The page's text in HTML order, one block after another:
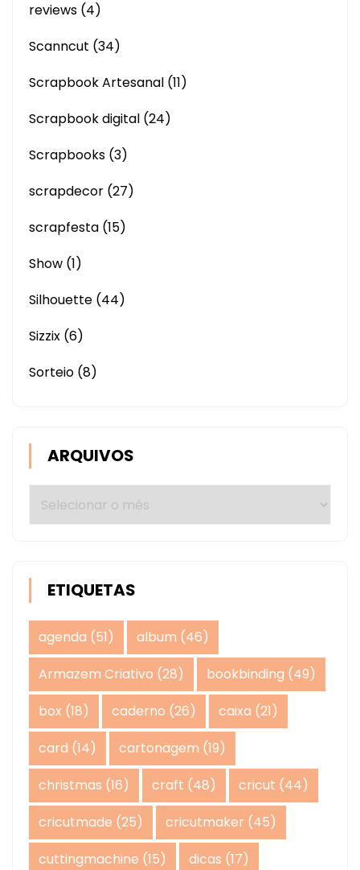
reviews (4)
Scanncut (34)
Scrapbook Artesanal (11)
Scrapbook digital (24)
Scrapbooks (3)
scrapdecor (27)
scrapfesta (15)
Show (1)
Silhouette (44)
Sizzix (6)
Sorteio (8)
ARQUIVOS
Arquivos
ETIQUETAS
agenda (51) album (46)
Armazem Criativo (28) bookbinding (49)
box (18) caderno (26) caixa (21)
card (14) cartonagem (19)
christmas (16) craft (48) cricut (44)
cricutmade (25) cricutmaker (45)
cuttingmachine (15) dicas (17)